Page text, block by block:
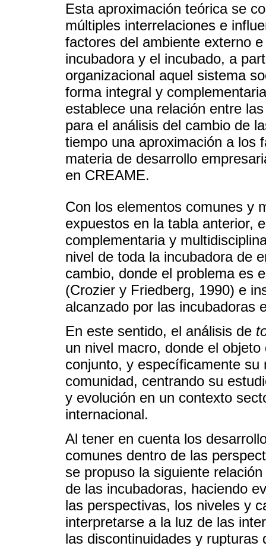
Esta aproximación teórica se
múltiples interrelaciones e
factores del ambiente externo
incubadora y el incubado, a
organizacional aquel sistema
forma integral y
establece una relación entre
para el análisis del cambio de
tiempo una aproximación a los
materia de desarrollo
en CREAME.
Con los elementos comunes y
expuestos en la tabla anterior,
complementaria y
nivel de toda la incubadora de
cambio, donde el problema es
(Crozier y Friedberg, 1990) e
alcanzado por las incubadoras
En este sentido, el análisis de
un nivel macro, donde el
conjunto, y específicamente
comunidad, centrando su
y evolución en un contexto
internacional.
Al tener en cuenta los
comunes dentro de las
se propuso la siguiente
de las incubadoras, haciendo
las perspectivas, los niveles y
interpretarse a la luz de las
las discontinuidades y